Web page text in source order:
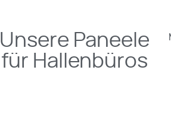
Unsere Paneele
für Hallenbüros